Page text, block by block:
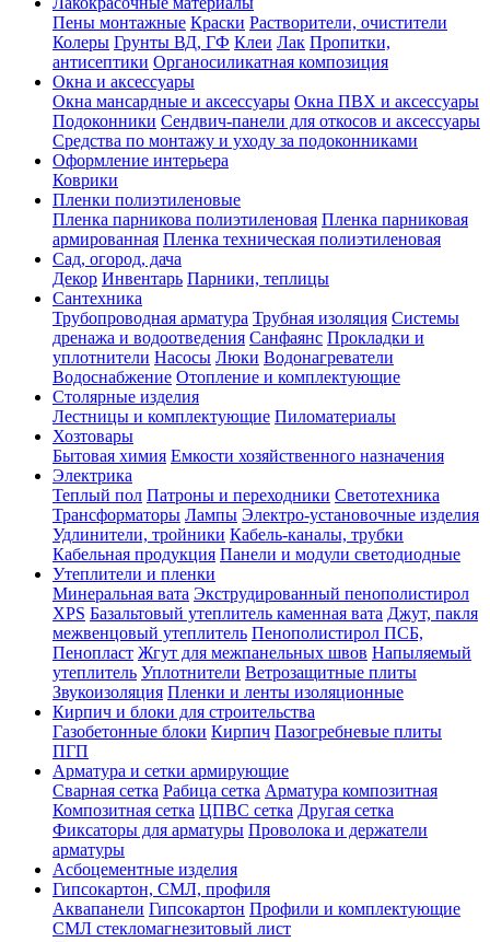
Пены монтажные Краски Растворители, очистители
Колеры Грунты ВД, ГФ Клеи Лак Пропитки,
антисептики Органосиликатная композиция
Окна и аксессуары
Окна мансардные и аксессуары Окна ПВХ и аксессуары
Подоконники Сендвич-панели для откосов и аксессуары
Средства по монтажу и уходу за подоконниками
Оформление интерьера
Коврики
Пленки полиэтиленовые
Пленка парникова полиэтиленовая Пленка парниковая
армированная Пленка техническая полиэтиленовая
Сад, огород, дача
Декор Инвентарь Парники, теплицы
Сантехника
Трубопроводная арматура Трубная изоляция Системы
дренажа и водоотведения Санфаянс Прокладки и
уплотнители Насосы Люки Водонагреватели
Водоснабжение Отопление и комплектующие
Столярные изделия
Лестницы и комплектующие Пиломатериалы
Хозтовары
Бытовая химия Емкости хозяйственного назначения
Электрика
Теплый пол Патроны и переходники Светотехника
Трансформаторы Лампы Электро-установочные изделия
Удлинители, тройники Кабель-каналы, трубки
Кабельная продукция Панели и модули светодиодные
Утеплители и пленки
Минеральная вата Экструдированный пенополистирол
XPS Базальтовый утеплитель каменная вата Джут, пакля
межвенцовый утеплитель Пенополистирол ПСБ,
Пенопласт Жгут для межпанельных швов Напыляемый
утеплитель Уплотнители Ветрозащитные плиты
Звукоизоляция Пленки и ленты изоляционные
Кирпич и блоки для строительства
Газобетонные блоки Кирпич Пазогребневые плиты
ПГП
Арматура и сетки армирующие
Сварная сетка Рабица сетка Арматура композитная
Композитная сетка ЦПВС сетка Другая сетка
Фиксаторы для арматуры Проволока и держатели
арматуры
Асбоцементные изделия
Гипсокартон, СМЛ, профиля
Аквапанели Гипсокартон Профили и комплектующие
СМЛ стекломагнезитовый лист